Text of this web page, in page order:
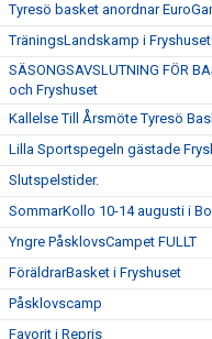
Tyresö basket anordnar
TräningsLandskamp i
SÄSONGSAVSLUTNING FÖR
och Fryshuset
Kallelse Till Årsmöte Tyresö
Lilla Sportspegeln gästade
Slutspelstider.
SommarKollo 10-14 augusti i
Yngre PåsklovsCampet FULLT
FöräldrarBasket i Fryshuset
Påsklovscamp
Favorit i Repris